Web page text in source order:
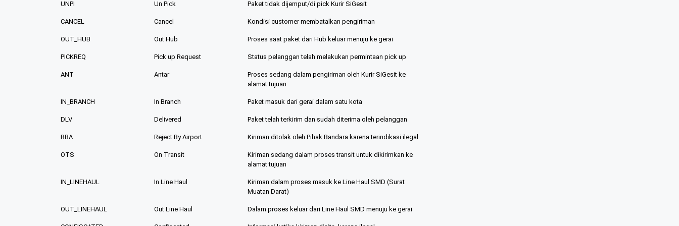
UNPI Un Pick Paket tidak dijemput/di pick Kurir SiGesit
CANCEL Cancel Kondisi customer membatalkan pengiriman
OUT_HUB Out Hub Proses saat paket dari Hub keluar menuju ke gerai
PICKREQ Pick up Request Status pelanggan telah melakukan permintaan pick up
ANT Antar
Proses sedang dalam pengiriman oleh Kurir SiGesit ke
alamat tujuan
IN_BRANCH In Branch Paket masuk dari gerai dalam satu kota
DLV Delivered Paket telah terkirim dan sudah diterima oleh pelanggan
RBA Reject By Airport Kiriman ditolak oleh Pihak Bandara karena terindikasi ilegal
OTS On Transit
Kiriman sedang dalam proses transit untuk dikirimkan ke
alamat tujuan
IN_LINEHAUL In Line Haul
Kiriman dalam proses masuk ke Line Haul SMD (Surat
Muatan Darat)
OUT_LINEHAUL Out Line Haul Dalam proses keluar dari Line Haul SMD menuju ke gerai